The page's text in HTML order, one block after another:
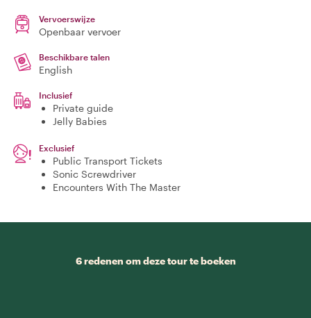
Vervoerswijze
Openbaar vervoer
Beschikbare talen
English
Inclusief
Private guide
Jelly Babies
Exclusief
Public Transport Tickets
Sonic Screwdriver
Encounters With The Master
6 redenen om deze tour te boeken